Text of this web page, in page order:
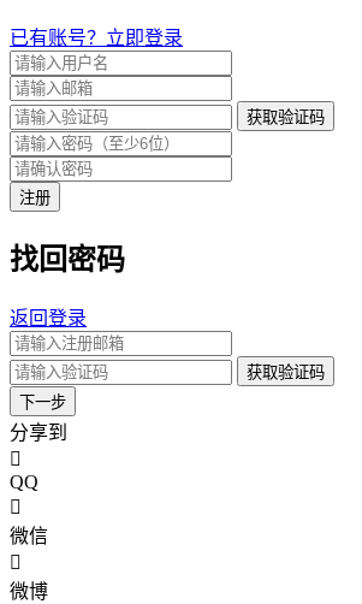
已有账号？立即登录
获取验证码
注册
找回密码
返回登录
获取验证码
下一步
分享到
QQ
微信
微博